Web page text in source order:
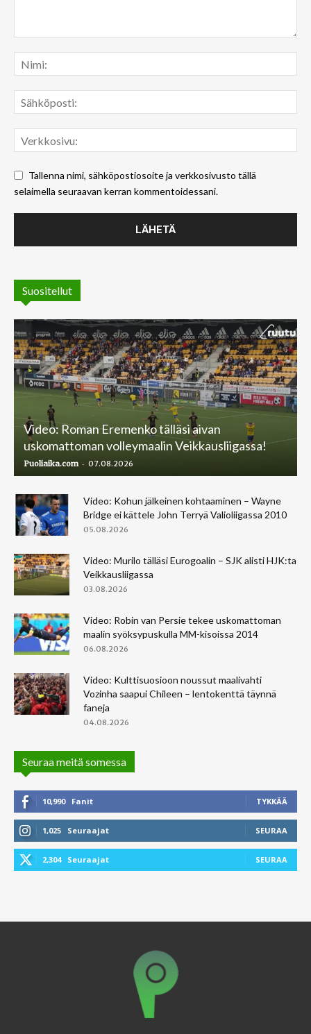
Tallenna nimi, sähköpostiosoite ja verkkosivusto tällä
selaimella seuraavan kerran kommentoidessani.
Suositellut
Video: Roman Eremenko tälläsi aivan
uskomattoman volleymaalin Veikkausliigassa!
Puoliaika.com - 07.08.2026
Video: Kohun jälkeinen kohtaaminen – Wayne
Bridge ei kättele John Terryä Valioliigassa 2010
05.08.2026
Video: Murilo tälläsi Eurogoalin – SJK alisti HJK:ta
Veikkausliigassa
03.08.2026
Video: Robin van Persie tekee uskomattoman
maalin syöksypuskulla MM-kisoissa 2014
06.08.2026
Video: Kulttisuosioon noussut maalivahti
Vozinha saapui Chileen – lentokenttä täynnä
faneja
04.08.2026
Seuraa meitä somessa
10,990 Fanit TYKKÄÄ
1,025 Seuraajat SEURAA
2,304 Seuraajat SEURAA